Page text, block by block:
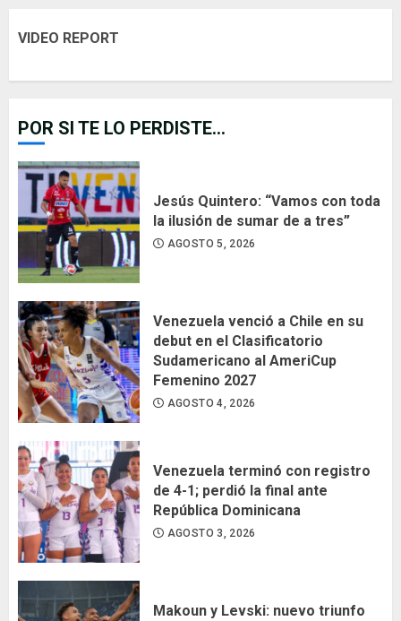
VIDEO REPORT
POR SI TE LO PERDISTE...
Jesús Quintero: “Vamos con toda
la ilusión de sumar de a tres”
AGOSTO 5, 2026
Venezuela venció a Chile en su
debut en el Clasificatorio
Sudamericano al AmeriCup
Femenino 2027
AGOSTO 4, 2026
Venezuela terminó con registro
de 4-1; perdió la final ante
República Dominicana
AGOSTO 3, 2026
Makoun y Levski: nuevo triunfo